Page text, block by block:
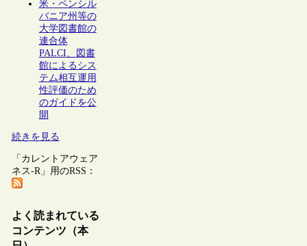
米・ペンシル
バニア州等の
大学図書館の
連合体
PALCI、図書
館によるシス
テム相互運用
性評価のため
のガイドを公
開
続きを見る
「カレントアウェア
ネス-R」用のRSS：
よく読まれている
コンテンツ（本